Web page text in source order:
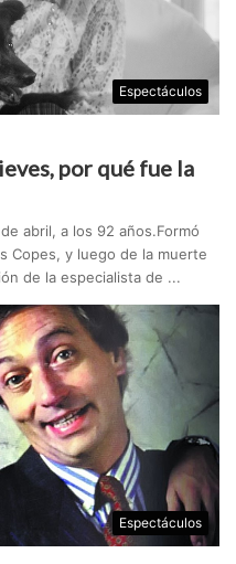
Espectáculos
por qué fue la
abril, a los 92 años.Formó
Copes, y luego de la muerte
de la especialista de ...
Espectáculos